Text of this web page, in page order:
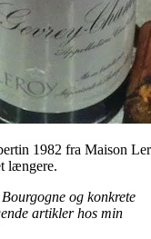
1982 fra Maison
længere.
og konkrete
artikler hos min